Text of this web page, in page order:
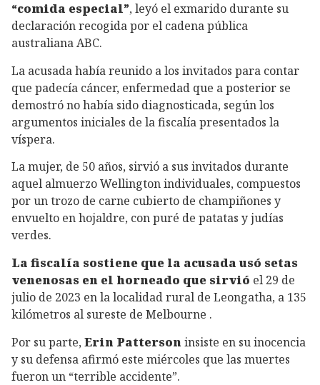
“comida especial”, leyó el exmarido durante su
declaración recogida por el cadena pública
australiana ABC.
La acusada había reunido a los invitados para contar
que padecía cáncer, enfermedad que a posterior se
demostró no había sido diagnosticada, según los
argumentos iniciales de la fiscalía presentados la
víspera.
La mujer, de 50 años, sirvió a sus invitados durante
aquel almuerzo Wellington individuales, compuestos
por un trozo de carne cubierto de champiñones y
envuelto en hojaldre, con puré de patatas y judías
verdes.
La fiscalía sostiene que la acusada usó setas
venenosas en el horneado que sirvió el 29 de
julio de 2023 en la localidad rural de Leongatha, a 135
kilómetros al sureste de Melbourne .
Por su parte,Erin Pattersoninsiste en su inocencia
y su defensa afirmó este miércoles que las muertes
fueron un “terrible accidente”.